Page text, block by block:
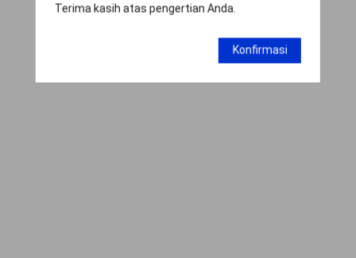
Terima kasih atas pengertian Anda.
Konfirmasi